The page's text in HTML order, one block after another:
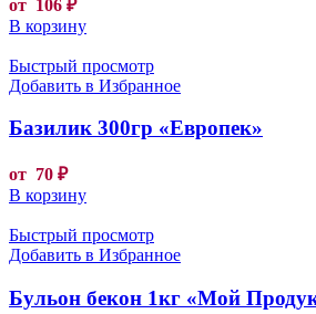
от 106 ₽
В корзину
Быстрый просмотр
Добавить в Избранное
Базилик 300гр «Европек»
от 70 ₽
В корзину
Быстрый просмотр
Добавить в Избранное
Бульон бекон 1кг «Мой